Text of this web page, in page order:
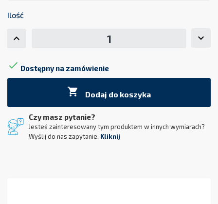
Ilość
 Dostępny na zamówienie
 Dodaj do koszyka
Czy masz pytanie?
Jesteś zainteresowany tym produktem w innych wymiarach?
Wyślij do nas zapytanie. Kliknij